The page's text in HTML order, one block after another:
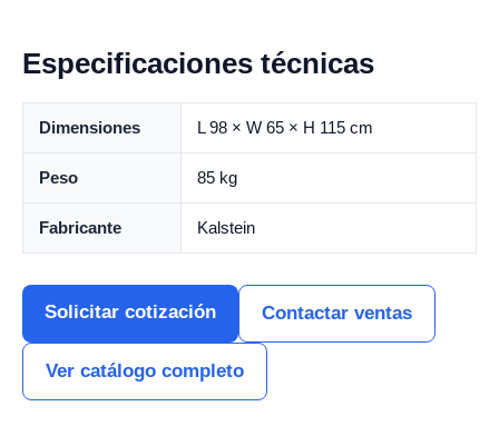
Especificaciones técnicas
Dimensiones L 98 × W 65 × H 115 cm
Peso 85 kg
Fabricante Kalstein
Solicitar cotización Contactar ventas
Ver catálogo completo